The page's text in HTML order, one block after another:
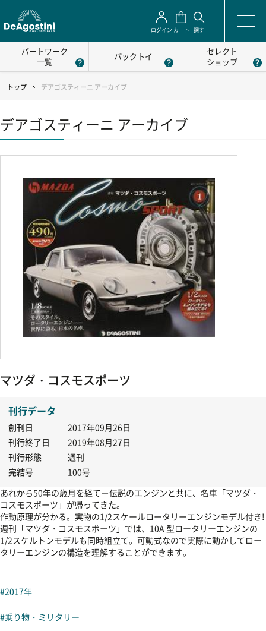
ログイン カート 探す
パートワーク
一覧
パックトイ
セレクト
ショップ
トップ デアゴスティーニ アーカイブ
デアゴスティーニ アーカイブ
マツダ・コスモスポーツ
刊行データ
創刊日
2017年09月26日
刊行終了日
2019年08月27日
刊行形態
週刊
完結号
100号
あれから50年の歳月を経て－伝説のエンジンと共に、名車「マツダ・
コスモスポーツ」が帰ってきた。
作動原理が分かる。実物の1/2スケールロータリーエンジンモデル付き!
週刊「マツダ・コスモスポーツ」では、10A 型ロータリーエンジンの
1/2スケルトンモデルも同時組立て。可動式なので実際に動かしてロー
タリーエンジンの構造を理解することができます。
#2017年
#乗り物・ミリタリー